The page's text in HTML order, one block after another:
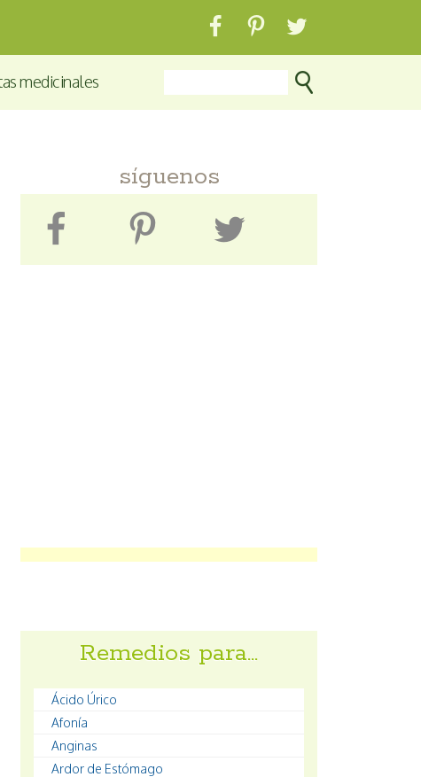
medicinales
síguenos
Remedios para…
Ácido Úrico
Afonía
Anginas
Ardor de Estómago